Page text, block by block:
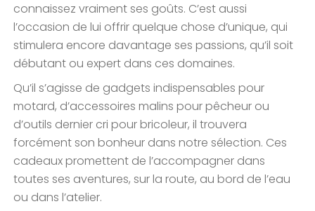
connaissez vraiment ses goûts. C’est aussi
l’occasion de lui offrir quelque chose d’unique, qui
stimulera encore davantage ses passions, qu’il soit
débutant ou expert dans ces domaines.
Qu’il s’agisse de gadgets indispensables pour
motard, d’accessoires malins pour pêcheur ou
d’outils dernier cri pour bricoleur, il trouvera
forcément son bonheur dans notre sélection. Ces
cadeaux promettent de l’accompagner dans
toutes ses aventures, sur la route, au bord de l’eau
ou dans l’atelier.